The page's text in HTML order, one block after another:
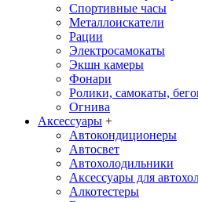
Спортивные часы
Металлоискатели
Рации
Электросамокаты
Экшн камеры
Фонари
Ролики, самокаты,
Огнива
Аксессуары +
Автокондиционеры
Aвтосвет
Автохолодильники
Аксессуары для
Алкотестеры